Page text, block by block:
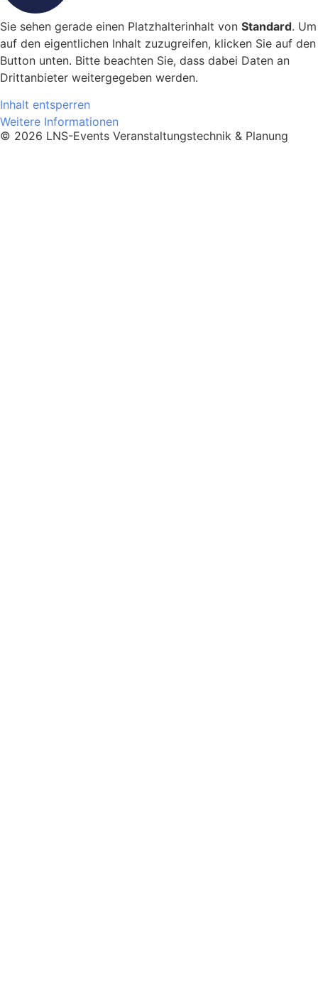
Sie sehen gerade einen Platzhalterinhalt von Standard. Um
auf den eigentlichen Inhalt zuzugreifen, klicken Sie auf den
Button unten. Bitte beachten Sie, dass dabei Daten an
Drittanbieter weitergegeben werden.
Inhalt entsperren
Weitere Informationen
© 2026 LNS-Events Veranstaltungstechnik & Planung